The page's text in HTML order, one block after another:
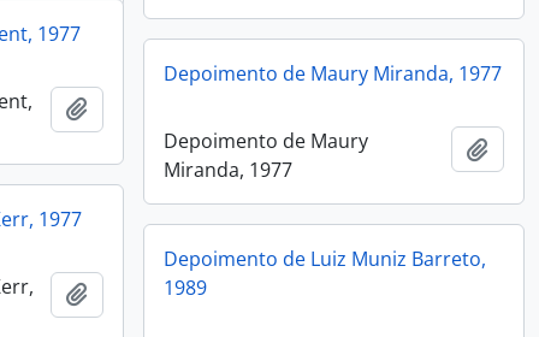
1977
Add to clipboard
Depoimento de Maury Miranda, 1977
Depoimento de Maury
Miranda, 1977
Add
1977
Add to clipboard
Depoimento de Luiz Muniz Barreto,
1989